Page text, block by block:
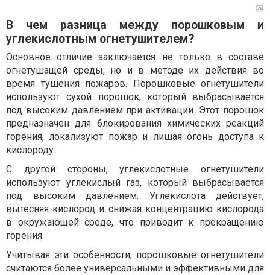
В чем разница между порошковым и
углекислотным огнетушителем?
Основное отличие заключается не только в составе
огнетушащей среды, но и в методе их действия во
время тушения пожаров. Порошковые огнетушители
используют сухой порошок, который выбрасывается
под высоким давлением при активации. Этот порошок
предназначен для блокирования химических реакций
горения, локализуют пожар и лишая огонь доступа к
кислороду.
С другой стороны, углекислотные огнетушители
используют углекислый газ, который выбрасывается
под высоким давлением. Углекислота действует,
вытесняя кислород и снижая концентрацию кислорода
в окружающей среде, что приводит к прекращению
горения.
Учитывая эти особенности, порошковые огнетушители
считаются более универсальными и эффективными для